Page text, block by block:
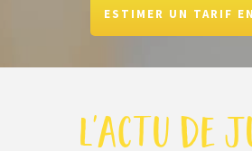
ESTIMER UN TARIF
l'actu de